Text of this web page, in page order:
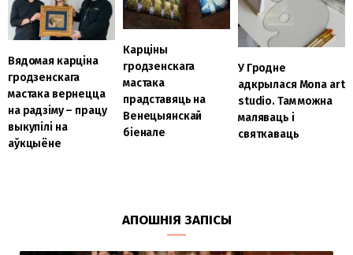
Вядомая карціна
гродзенскага
мастака вернецца
на радзіму – працу
выкупілі на
аўкцыёне
Карціны
гродзенскага
мастака
прадставяць на
Венецыянскай
біенале
У Гродне
адкрылася Mona art
studio. Там можна
маляваць і
святкаваць
АПОШНІЯ ЗАПІСЫ